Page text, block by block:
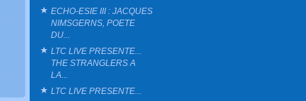
ECHO-ESIE III : JACQUES
NIMSGERNS, POETE
DU...
LTC LIVE PRESENTE...
THE STRANGLERS A
LA...
LTC LIVE PRESENTE...